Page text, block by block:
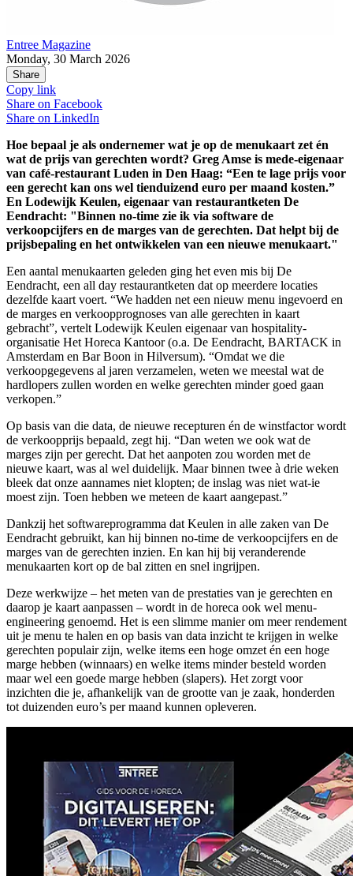
Entree Magazine
Monday, 30 March 2026
Share
Copy link
Share on Facebook
Share on LinkedIn
Hoe bepaal je als ondernemer wat je op de menukaart zet én
wat de prijs van gerechten wordt? Greg Amse is mede-eigenaar
van café-restaurant Luden in Den Haag: “Een te lage prijs voor
een gerecht kan ons wel tienduizend euro per maand kosten.”
En Lodewijk Keulen, eigenaar van restaurantketen De
Eendracht: "Binnen no-time zie ik via software de
verkoopcijfers en de marges van de gerechten. Dat helpt bij de
prijsbepaling en het ontwikkelen van een nieuwe menukaart."
Een aantal menukaarten geleden ging het even mis bij De
Eendracht, een all day restaurantketen dat op meerdere locaties
dezelfde kaart voert. “We hadden net een nieuw menu ingevoerd en
de marges en verkoopprognoses van alle gerechten in kaart
gebracht”, vertelt Lodewijk Keulen eigenaar van hospitality-
organisatie Het Horeca Kantoor (o.a. De Eendracht, BARTACK in
Amsterdam en Bar Boon in Hilversum). “Omdat we die
verkoopgegevens al jaren verzamelen, weten we meestal wat de
hardlopers zullen worden en welke gerechten minder goed gaan
verkopen.”
Op basis van die data, de nieuwe recepturen én de winstfactor wordt
de verkoopprijs bepaald, zegt hij. “Dan weten we ook wat de
marges zijn per gerecht. Dat het aanpoten zou worden met de
nieuwe kaart, was al wel duidelijk. Maar binnen twee à drie weken
bleek dat onze aannames niet klopten; de inslag was niet wat-ie
moest zijn. Toen hebben we meteen de kaart aangepast.”
Dankzij het softwareprogramma dat Keulen in alle zaken van De
Eendracht gebruikt, kan hij binnen no-time de verkoopcijfers en de
marges van de gerechten inzien. En kan hij bij veranderende
menukaarten kort op de bal zitten en snel ingrijpen.
Deze werkwijze – het meten van de prestaties van je gerechten en
daarop je kaart aanpassen – wordt in de horeca ook wel menu-
engineering genoemd. Het is een slimme manier om meer rendement
uit je menu te halen en op basis van data inzicht te krijgen in welke
gerechten populair zijn, welke items een hoge omzet én een hoge
marge hebben (winnaars) en welke items minder besteld worden
maar wel een goede marge hebben (slapers). Het zorgt voor
inzichten die je, afhankelijk van de grootte van je zaak, honderden
tot duizenden euro’s per maand kunnen opleveren.